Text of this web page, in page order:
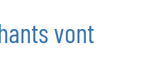
vont